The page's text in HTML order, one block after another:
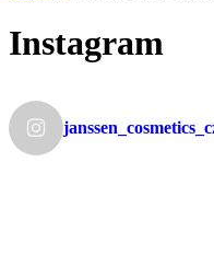
Instagram